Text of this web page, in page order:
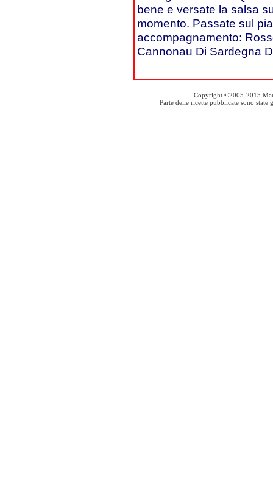
bene e versate la salsa
momento. Passate sul
accompagnamento:
Cannonau Di Sardegna
Copyright ©2005-2015
Parte delle ricette pubblicate sono state